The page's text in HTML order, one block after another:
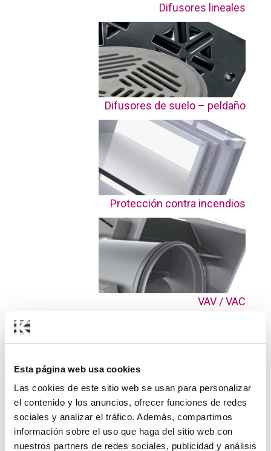
Esta página web usa cookies
Las cookies de este sitio web se usan para personalizar
el contenido y los anuncios, ofrecer funciones de redes
sociales y analizar el tráfico. Además, compartimos
información sobre el uso que haga del sitio web con
nuestros partners de redes sociales, publicidad y análisis
Difusores lineales
Difusores de suelo – peldaño
Protección contra incendios
VAV / VAC
Acústica